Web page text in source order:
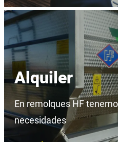
Alquiler
En remolques HF
necesidades